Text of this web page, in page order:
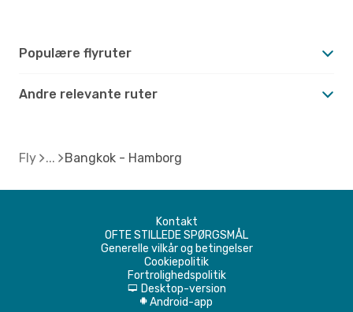
Populære flyruter
Andre relevante ruter
Fly Bangkok - Hamborg
Kontakt
OFTE STILLEDE SPØRGSMÅL
Generelle vilkår og betingelser
Cookiepolitik
Fortrolighedspolitik
d Desktop-version
A Android-app